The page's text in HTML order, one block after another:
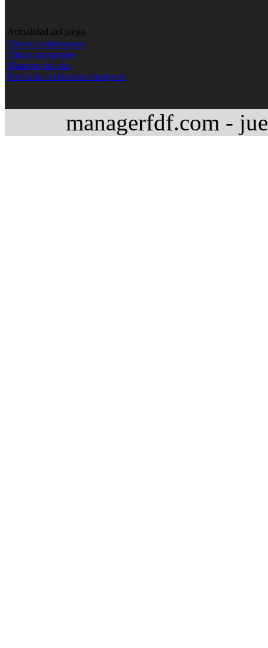
Actualidad del juego
Títulos continentales
Títulos nacionales
Manager del año
Previsión coeficientes europeos
managerfdf.com -